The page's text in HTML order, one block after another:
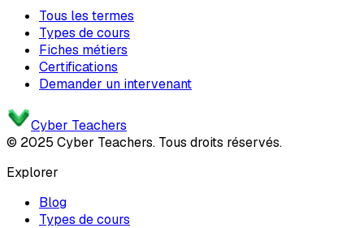
Tous les termes
Types de cours
Fiches métiers
Certifications
Demander un intervenant
Cyber Teachers
© 2025 Cyber Teachers. Tous droits réservés.
Explorer
Blog
Types de cours